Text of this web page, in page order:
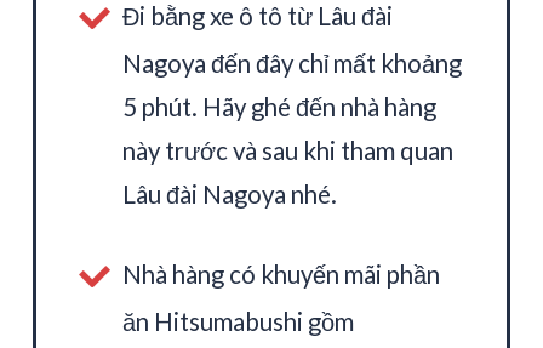
Đi bằng xe ô tô từ Lâu đài
Nagoya đến đây chỉ mất khoảng
5 phút. Hãy ghé đến nhà hàng
này trước và sau khi tham quan
Lâu đài Nagoya nhé.
Nhà hàng có khuyến mãi phần
ăn Hitsumabushi gồm